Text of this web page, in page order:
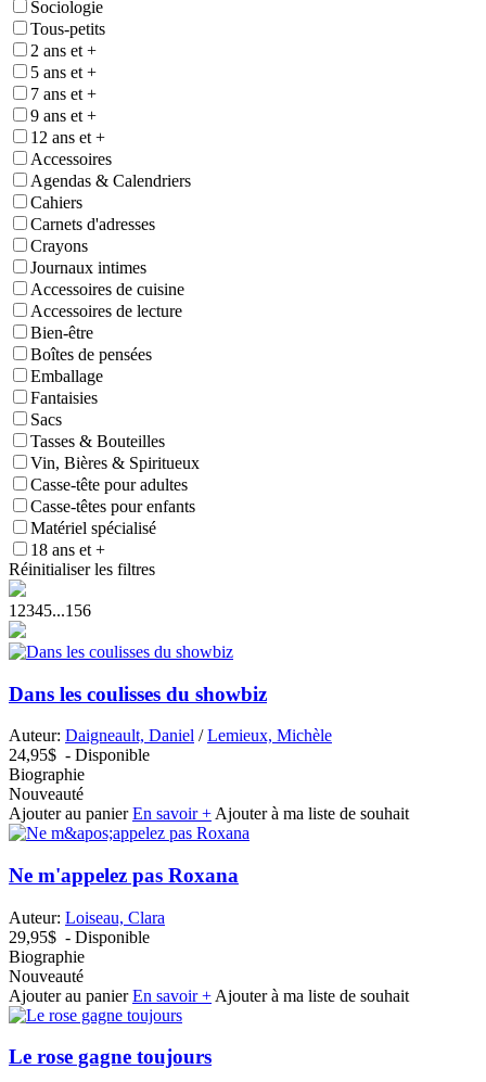
Sociologie
Tous-petits
2 ans et +
5 ans et +
7 ans et +
9 ans et +
12 ans et +
Accessoires
Agendas & Calendriers
Cahiers
Carnets d'adresses
Crayons
Journaux intimes
Accessoires de cuisine
Accessoires de lecture
Bien-être
Boîtes de pensées
Emballage
Fantaisies
Sacs
Tasses & Bouteilles
Vin, Bières & Spiritueux
Casse-tête pour adultes
Casse-têtes pour enfants
Matériel spécialisé
18 ans et +
Réinitialiser les filtres
1 2345...156
Dans les coulisses du showbiz
Auteur: Daigneault, Daniel /Lemieux, Michèle
24,95$ - Disponible
Biographie
Nouveauté
Ajouter au panier En savoir + Ajouter à ma liste de souhait
Ne m'appelez pas Roxana
Auteur: Loiseau, Clara
29,95$ - Disponible
Biographie
Nouveauté
Ajouter au panier En savoir + Ajouter à ma liste de souhait
Le rose gagne toujours